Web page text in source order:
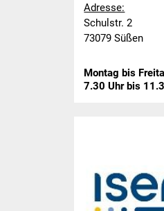
Adresse:
Schulstr. 2
73079 Süßen
Montag bis
7.30 Uhr bis